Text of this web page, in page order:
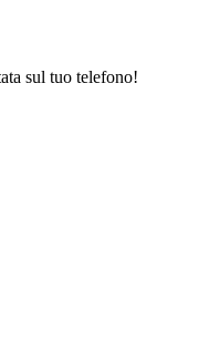
sul tuo telefono!